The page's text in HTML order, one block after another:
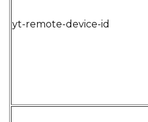
yt-remote-device-id